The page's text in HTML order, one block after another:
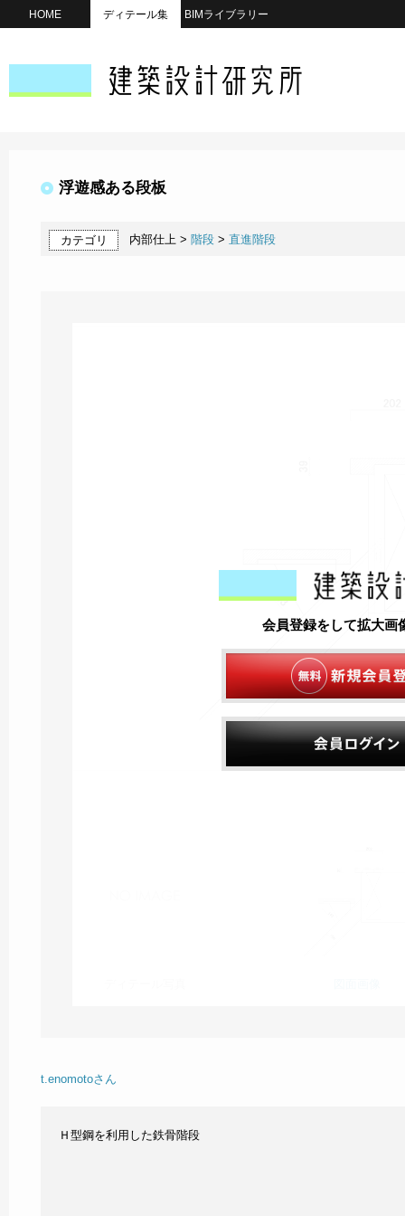
HOME ディテール集 BIMライブラリー
浮遊感ある段板
カテゴリ 内部仕上 > 階段 >直進階段
会員登録をして拡大画
t.enomotoさん
Ｈ型鋼を利用した鉄骨階段